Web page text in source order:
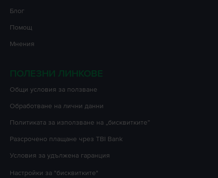
Блог
Помощ
Мнения
ПОЛЕЗНИ ЛИНКОВЕ
Oбщи условия за ползване
Oбработване на лични данни
Политиката за използване на „бисквитките”
Разсрочено плащане чрез TBI Bank
Условия за удължена гаранция
Настройки за "бисквитките"